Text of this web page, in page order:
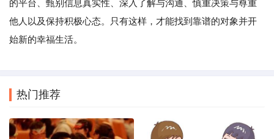
的平台、甄别信息真实性、深入了解与沟通、慎重决策与尊重
他人以及保持积极心态。只有这样，才能找到靠谱的对象并开
始新的幸福生活。
热门推荐